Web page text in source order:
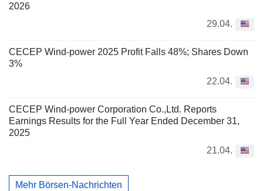
2026
29.04.
CECEP Wind-power 2025 Profit Falls 48%; Shares Down
3%
22.04.
CECEP Wind-power Corporation Co.,Ltd. Reports
Earnings Results for the Full Year Ended December 31,
2025
21.04.
Mehr Börsen-Nachrichten